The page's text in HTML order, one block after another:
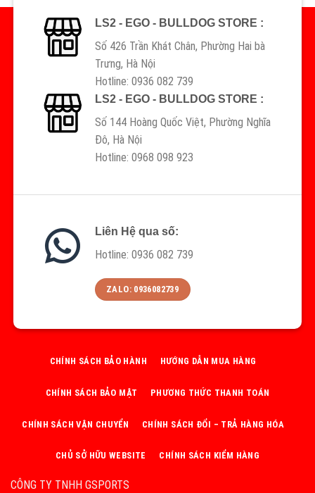
LS2 - EGO - BULLDOG STORE :
Số 426 Trần Khát Chân, Phường Hai bà
Trưng, Hà Nội
Hotline: 0936 082 739
LS2 - EGO - BULLDOG STORE :
Số 144 Hoàng Quốc Việt, Phường Nghĩa
Đô, Hà Nội
Hotline: 0968 098 923
Liên Hệ qua số:
Hotline: 0936 082 739
ZALO: 0936082739
CÔNG TY TNHH GSPORTS
CHÍNH SÁCH BẢO HÀNH HƯỚNG DẪN MUA HÀNG
CHÍNH SÁCH BẢO MẬT PHƯƠNG THỨC THANH TOÁN
CHÍNH SÁCH VẬN CHUYỂN CHÍNH SÁCH ĐỔI – TRẢ HÀNG HÓA
CHỦ SỞ HỮU WEBSITE CHÍNH SÁCH KIỂM HÀNG